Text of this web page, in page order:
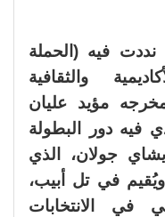
فيه (الحملة
والثقافية
مؤيد عليان
فيه دور البطولة
جولان، الذي
في تل أبيب،
في الانتخابات